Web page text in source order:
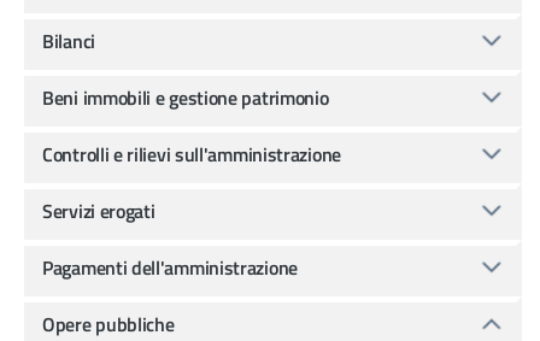
Bilanci
Beni immobili e gestione patrimonio
Controlli e rilievi sull'amministrazione
Servizi erogati
Pagamenti dell'amministrazione
Opere pubbliche